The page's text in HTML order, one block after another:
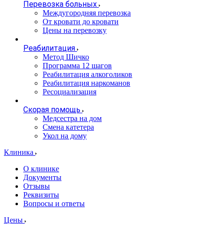
Перевозка больных
Междугородняя перевозка
От кровати до кровати
Цены на перевозку
Реабилитация
Метод Шичко
Программа 12 шагов
Реабилитация алкоголиков
Реабилитация наркоманов
Ресоциализация
Скорая помощь
Медсестра на дом
Смена катетера
Укол на дому
Клиника
О клинике
Документы
Отзывы
Реквизиты
Вопросы и ответы
Цены